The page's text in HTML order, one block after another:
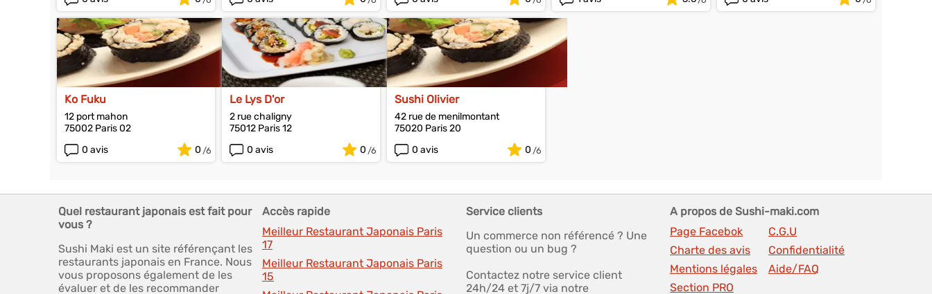
Ko Fuku
12 port mahon
75002 Paris 02
0 avis
0
Le Lys D'or
2 rue chaligny
75012 Paris 12
0 avis
0
Sushi Olivier
42 rue de menilmontant
75020 Paris 20
0 avis
0
Quel restaurant japonais est fait pour
vous ?
Sushi Maki est un site référençant les
restaurants japonais en France. Nous
vous proposons également de les
évaluer et de les recommander
Accès rapide
Meilleur Restaurant Japonais Paris
17
Meilleur Restaurant Japonais Paris
15
Service clients
Un commerce non référencé ? Une
question ou un bug ?
Contactez notre service client
24h/24 et 7j/7 via notre
A propos de Sushi-maki.com
Page Facebok
C.G.U
Charte des avis
Confidentialité
Mentions légales
Aide/FAQ
Section PRO